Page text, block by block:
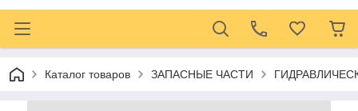
Каталог товаров ЗАПАСНЫЕ ЧАСТИ